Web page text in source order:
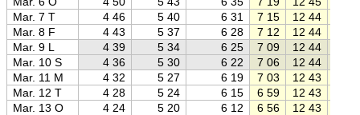
Mar. 7 T
4 46 5 40 6 31 7 15 12 44
Mar. 8 F
4 43 5 37 6 28 7 12 12 44
Mar. 9 L
4 39 5 34 6 25 7 09 12 44
Mar. 10 S
4 36 5 30 6 22 7 06 12 44
Mar. 11 M
4 32 5 27 6 19 7 03 12 43
Mar. 12 T
4 28 5 24 6 15 6 59 12 43
Mar. 13 O
4 24 5 20 6 12 6 56 12 43